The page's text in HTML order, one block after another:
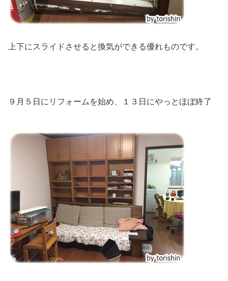
上下にスライドさせると換気ができる優れものです。
９月５日にリフォームを始め、１３日にやっとほぼ終了